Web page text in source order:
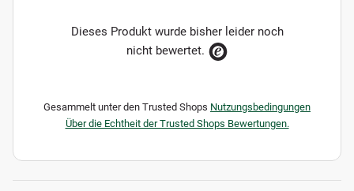
Dieses Produkt wurde bisher leider noch
nicht bewertet.
Gesammelt unter den Trusted Shops Nutzungsbedingungen
Über die Echtheit der Trusted Shops Bewertungen.